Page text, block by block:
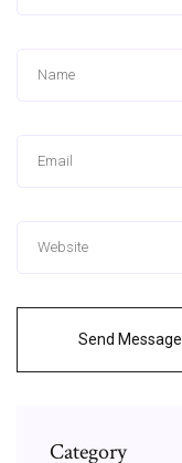
Send Message
Category